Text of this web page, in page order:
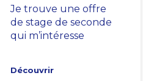
Je trouve une offre
de stage de seconde
qui m’intéresse
Découvrir